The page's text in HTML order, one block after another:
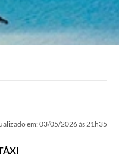
em: 03/05/2026 às 21h35